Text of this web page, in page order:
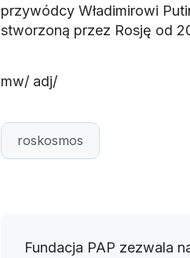
przywódcy Władimirowi
stworzoną przez Rosję od
mw/ adj/
roskosmos
Fundacja PAP zezwala